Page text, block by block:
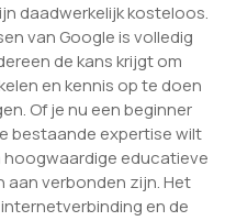
daadwerkelijk kosteloos.
van Google is volledig
de kans krijgt om
en kennis op te doen
Of je nu een beginner
bestaande expertise wilt
educatieve
verbonden zijn. Het
en de